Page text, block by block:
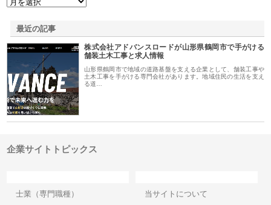
最近の記事
株式会社アドバンスロードが山形県鶴岡市で手がける
舗装土木工事と求人情報
山形県鶴岡市で地域の道路基盤を支える企業として、舗装工事や
土木工事を手がける専門会社があります。地域住民の生活を支え
る道…
企業サイトトピックス
士業（専門職種）
当サイトについて